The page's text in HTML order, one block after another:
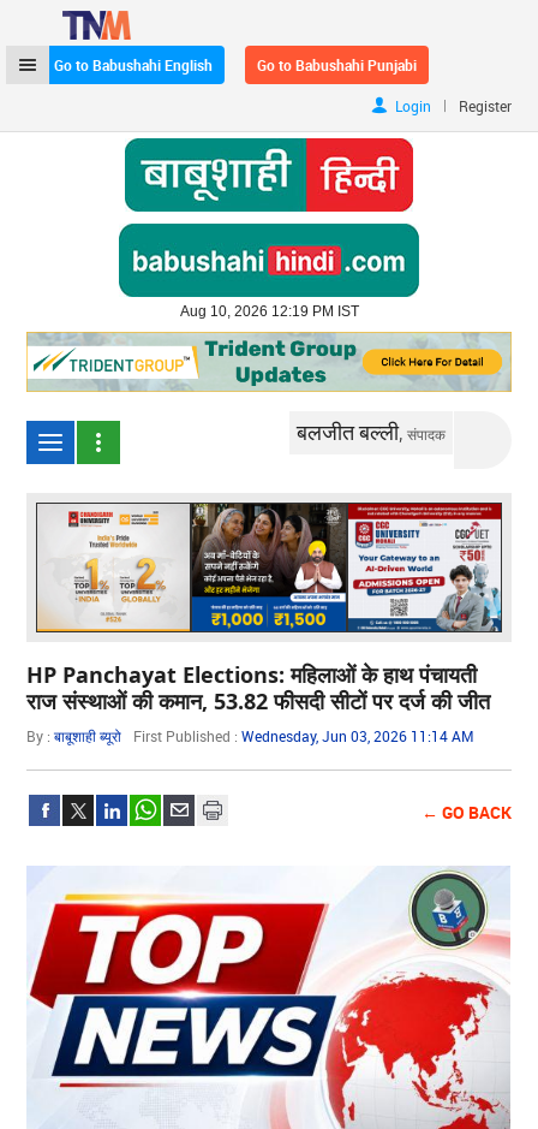
Go to Babushahi English Go to Babushahi Punjabi
Login | Register
Aug 10, 2026 12:19 PM IST
बलजीत बल्ली,संपादक
HP Panchayat Elections: महिलाओं के हाथ पंचायती
राज संस्थाओं की कमान, 53.82 फीसदी सीटों पर दर्ज की जीत
By :बाबूशाही ब्यूरो First Published :Wednesday, Jun 03, 2026 11:14 AM
← GO BACK